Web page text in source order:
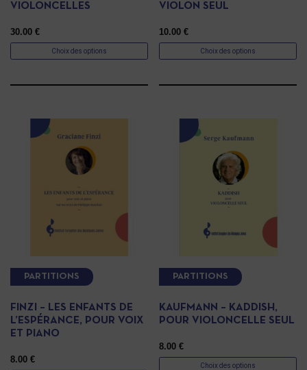
VIOLONCELLES
30.00 €
Choix des options
VIOLON SEUL
10.00€
Choix des options
PARTITIONS
FINZI – LES ENFANTS DE
L’ESPÉRANCE, POUR VOIX
ET PIANO
8.00 €
PARTITIONS
KAUFMANN – KADDISH,
POUR VIOLONCELLE SEUL
8.00€
Choix des options